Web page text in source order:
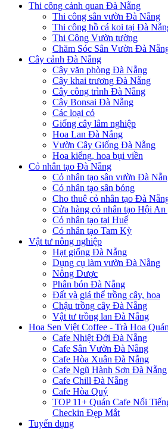
Thi công cảnh quan Đà Nẵng
Thi công sân vườn Đà Nẵng
Thi công hồ cá koi tại Đà
Thi Công Vườn tường
Chăm Sóc Sân Vườn Đà
Cây cảnh Đà Nẵng
Cây văn phòng Đà Nẵng
Cây khai trương Đà Nẵng
Cây công trình Đà Nẵng
Cây Bonsai Đà Nẵng
Các loại cỏ
Giống cây lâm nghiệp
Hoa Lan Đà Nẵng
Vườn Cây Giống Đà Nẵng
Hoa kiểng, hoa bụi viền
Cỏ nhân tạo Đà Nẵng
Cỏ nhân tạo sân vườn Đà
Cỏ nhân tạo sân bóng
Cho thuê cỏ nhân tạo Đà
Cửa hàng cỏ nhân tạo Hội An
Cỏ nhân tạo tại Huế
Cỏ nhân tạo Tam Kỳ
Vật tư nông nghiệp
Hạt giống Đà Nẵng
Dụng cụ làm vườn Đà Nẵng
Nông Dược
Phân bón Đà Nẵng
Đất và giá thể trồng cây, hoa
Chậu trồng cây Đà Nẵng
Vật tư trồng lan Đà Nẵng
Hoa Sen Việt Coffee - Trà Hoa Quán
Cafe Nhiệt Đới Đà Nẵng
Cafe Sân Vườn Đà Nẵng
Cafe Hòa Xuân Đà Nẵng
Cafe Ngũ Hành Sơn Đà Nẵng
Cafe Chill Đà Nẵng
Cafe Hòa Quý
TOP 11+ Quán Cafe Nổi
Checkin Đẹp Mắt
Tuyển dụng